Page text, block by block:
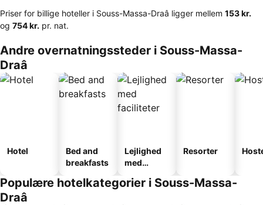
Priser for billige hoteller i Souss-Massa-Draâ ligger mellem ‎153 kr.
og ‎754 kr. pr. nat.
Andre overnatningssteder i Souss-Massa-
Draâ
Hotel
Bed and
breakfasts
Lejlighed
med
Resorter
Populære hotelkategorier i Souss-Massa-
Draâ